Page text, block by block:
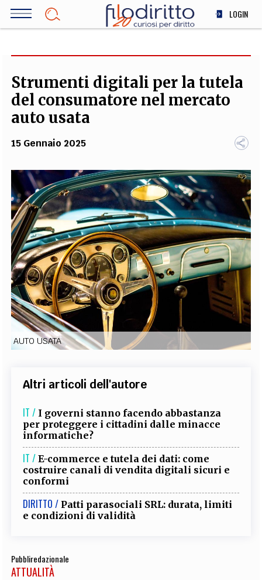
Salta
LOGIN
SOCIETÀ
MEDICINA
TEAM
FILODIRITTO REDAZIONE COMITATO SCIENTIFICO AUTORI CURATORI
FOTOGRAFI PARTNER COLLABORA CON NOI
EXTRA
CODICI RUBRICHE LIBRI PROCEEDINGS PUBBLICITÀ CONTATTI
SOCIAL MEDIA
Strumenti digitali per la tutela
del consumatore nel mercato
auto usata
15 Gennaio 2025
AUTO USATA
Altri articoli dell'autore
IT / I governi stanno facendo abbastanza
per proteggere i cittadini dalle minacce
informatiche?
IT / E-commerce e tutela dei dati: come
costruire canali di vendita digitali sicuri e
conformi
DIRITTO / Patti parasociali SRL: durata, limiti
e condizioni di validità
Pubbliredazionale
ATTUALITÀ